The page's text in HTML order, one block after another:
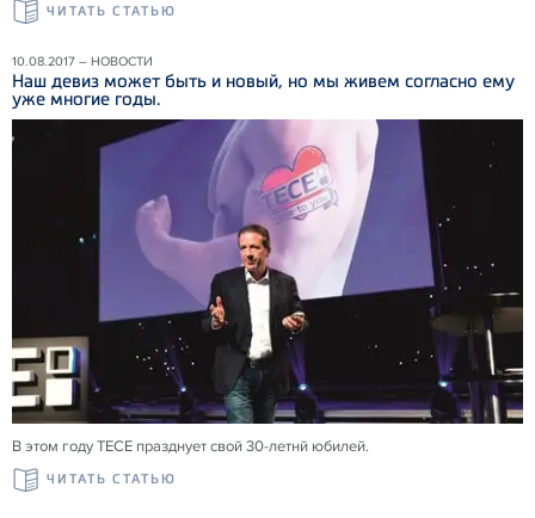
ЧИТАТЬ СТАТЬЮ
10.08.2017 – НОВОСТИ
Наш девиз может быть и новый, но мы живем согласно ему
уже многие годы.
В этом году ТЕСЕ празднует свой 30-летнй юбилей.
ЧИТАТЬ СТАТЬЮ